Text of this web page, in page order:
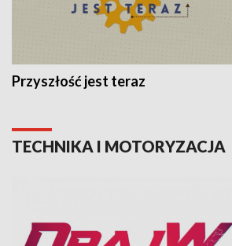
Przyszłość jest teraz
TECHNIKA I MOTORYZACJA